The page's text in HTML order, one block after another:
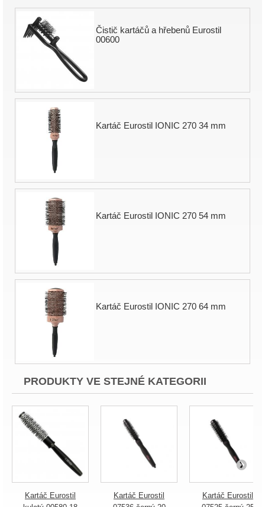
Čistič kartáčů a hřebenů Eurostil
00600
Kartáč Eurostil IONIC 270 34 mm
Kartáč Eurostil IONIC 270 54 mm
Kartáč Eurostil IONIC 270 64 mm
PRODUKTY VE STEJNÉ KATEGORII
Kartáč Eurostil
Kartáč Eurostil
Kartáč Eurostil